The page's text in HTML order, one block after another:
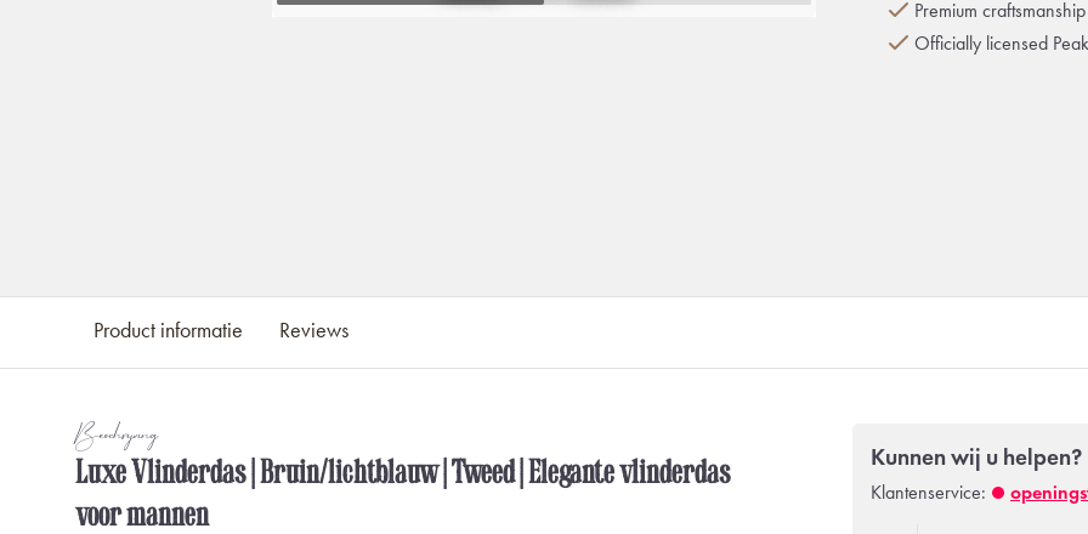
Premium
Officially licensed
Product informatie Reviews
Beschrijving
Luxe Vlinderdas | Bruin/lichtblauw | Tweed | Elegante vlinderdas
voor mannen
Kunnen wij u helpen?
Klantenservice: